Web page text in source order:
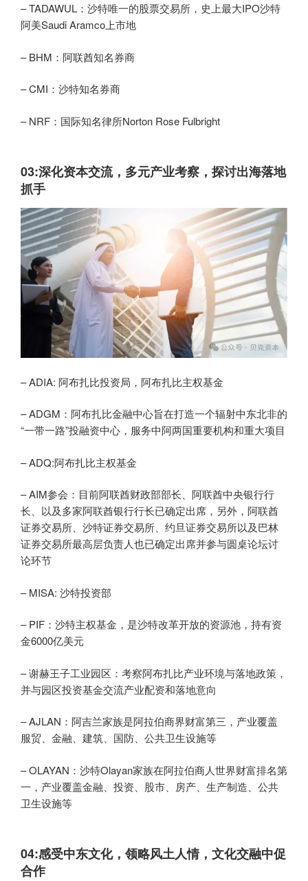
– TADAWUL：沙特唯一的股票交易所，史上最大IPO沙特
阿美Saudi Aramco上市地
– BHM：阿联酋知名券商
– CMI：沙特知名券商
– NRF：国际知名律所Norton Rose Fulbright
03:深化资本交流，多元产业考察，探讨出海落地
抓手
– ADIA: 阿布扎比投资局，阿布扎比主权基金
– ADGM：阿布扎比金融中心旨在打造一个辐射中东北非的
“一带一路”投融资中心，服务中阿两国重要机构和重大项目
– ADQ:阿布扎比主权基金
– AIM参会：目前阿联酋财政部部长、阿联酋中央银行行
长、以及多家阿联酋银行行长已确定出席，另外，阿联酋
证券交易所、沙特证券交易所、约旦证券交易所以及巴林
证券交易所最高层负责人也已确定出席并参与圆桌论坛讨
论环节
– MISA: 沙特投资部
– PIF：沙特主权基金，是沙特改革开放的资源池，持有资
金6000亿美元
– 谢赫王子工业园区：考察阿布扎比产业环境与落地政策，
并与园区投资基金交流产业配资和落地意向
– AJLAN：阿吉兰家族是阿拉伯商界财富第三，产业覆盖
服贸、金融、建筑、国防、公共卫生设施等
– OLAYAN：沙特Olayan家族在阿拉伯商人世界财富排名第
一，产业覆盖金融、投资、股市、房产、生产制造、公共
卫生设施等
04:感受中东文化，领略风土人情，文化交融中促
合作